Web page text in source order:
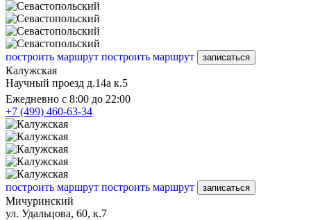
построить маршрут построить маршрут записаться
Калужская
Научный проезд д.14а к.5
Ежедневно с 8:00 до 22:00
+7 (499) 460-63-34
построить маршрут построить маршрут записаться
Мичуринский
ул. Удальцова, 60, к.7